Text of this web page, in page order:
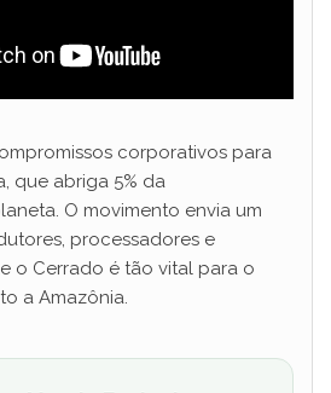
corporativos para
que abriga 5% da
O movimento envia um
processadores e
o Cerrado é tão vital para o
a Amazônia.